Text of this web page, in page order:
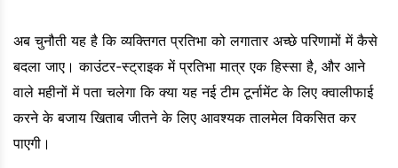
अब चुनौती यह है कि व्यक्तिगत प्रतिभा को लगातार अच्छे परिणामों में कैसे
बदला जाए। काउंटर-स्ट्राइक में प्रतिभा मात्र एक हिस्सा है, और आने
वाले महीनों में पता चलेगा कि क्या यह नई टीम टूर्नामेंट के लिए क्वालीफाई
करने के बजाय खिताब जीतने के लिए आवश्यक तालमेल विकसित कर
पाएगी।